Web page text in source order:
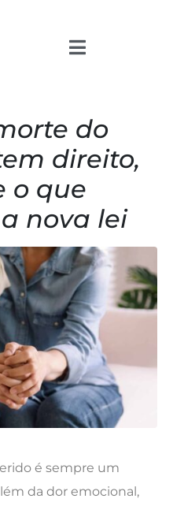
do
direito,
o que
nova lei
é sempre um
da dor emocional,